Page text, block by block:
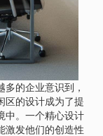
的企业意识到，
区的设计成为了提
中。一个精心设计
激发他们的创造性